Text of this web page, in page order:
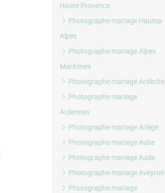
Haute Provence
Photographe mariage Hautes-
Alpes
Photographe mariage Alpes
Maritimes
Photographe mariage Ardèche
Photographe mariage
Ardennes
Photographe mariage Ariège
Photographe mariage Aube
Photographe mariage Aude
Photographe mariage Aveyron
Photographe mariage